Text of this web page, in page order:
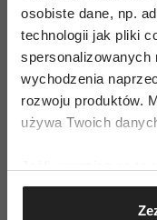
osobiste dane, np.
technologii jak pliki
spersonalizowanych
wychodzenia
rozwoju produktów.
używa Twoich
Gromadzić
geograficznej z
krajach. Na
Marka Aureliusza
Publiczności, w
jury, w
Publiczności, a
doceniła też grę